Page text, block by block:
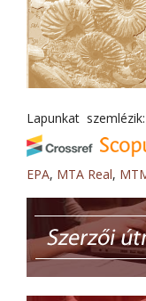
Lapunkat szemlézik:
EPA, MTA Real,